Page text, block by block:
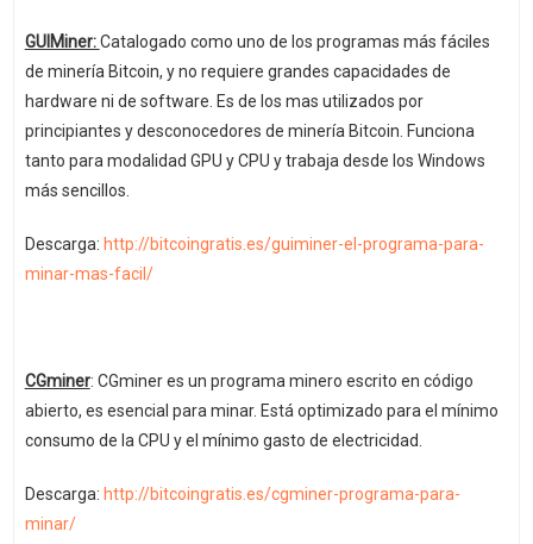
GUIMiner:Catalogado como uno de los programas más fáciles
de minería Bitcoin, y no requiere grandes capacidades de
hardware ni de software. Es de los mas utilizados por
principiantes y desconocedores de minería Bitcoin. Funciona
tanto para modalidad GPU y CPU y trabaja desde los Windows
más sencillos.
Descarga: http://bitcoingratis.es/guiminer-el-programa-para-
minar-mas-facil/
CGminer: CGminer es un programa minero escrito en código
abierto, es esencial para minar. Está optimizado para el mínimo
consumo de la CPU y el mínimo gasto de electricidad.
Descarga: http://bitcoingratis.es/cgminer-programa-para-
minar/